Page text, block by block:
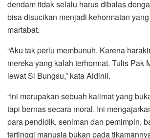
dendam tidak selalu harus dibalas
bisa disucikan menjadi kehormatan
martabat.
“Aku tak perlu membunuh. Karena
mereka yang kalah terhormat. Tulis Pak
lewat Si Bungsu,” kata Aidinil.
“Ini merupakan sebuah kalimat yang
tapi bernas secara moral. Ini
para pendidik, seniman dan pemimpin,
tertinggi manusia bukan pada